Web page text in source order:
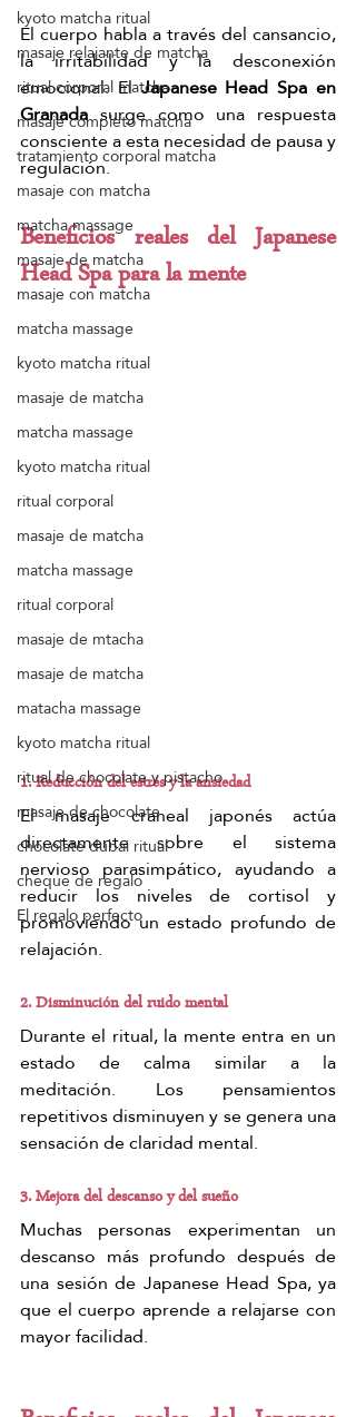
kyoto matcha ritual
masaje relajante de matcha
ritual corporal matcha
masaje completo matcha
tratamiento corporal matcha
masaje con matcha
matcha massage
masaje de matcha
masaje con matcha
matcha massage
kyoto matcha ritual
masaje de matcha
matcha massage
kyoto matcha ritual
ritual corporal
masaje de matcha
matcha massage
ritual corporal
masaje de mtacha
masaje de matcha
matacha massage
kyoto matcha ritual
ritual de chocolate y pistacho
masaje de chocolate
chocolate dubai ritual
cheque de regalo
El regalo perfecto
El cuerpo habla a través del cansancio,
la irritabilidad y la desconexión
emocional. El Japanese Head Spa en
Granada surge como una respuesta
consciente a esta necesidad de pausa y
regulación.
Beneficios reales del Japanese
Head Spa para la mente
1. Reducción del estrés y la ansiedad
El masaje craneal japonés actúa
directamente sobre el sistema
nervioso parasimpático, ayudando a
reducir los niveles de cortisol y
promoviendo un estado profundo de
relajación.
2. Disminución del ruido mental
Durante el ritual, la mente entra en un
estado de calma similar a la
meditación. Los pensamientos
repetitivos disminuyen y se genera una
sensación de claridad mental.
3. Mejora del descanso y del sueño
Muchas personas experimentan un
descanso más profundo después de
una sesión de Japanese Head Spa, ya
que el cuerpo aprende a relajarse con
mayor facilidad.